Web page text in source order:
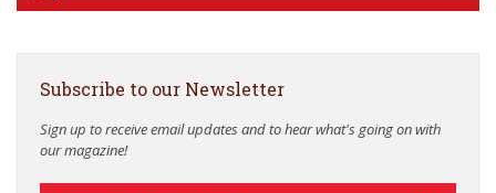
Subscribe to our Newsletter
Sign up to receive email updates and to hear what's going on with
our magazine!